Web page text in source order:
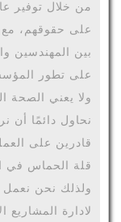
من خلال توفير
على حقوقهم،
بين المهندسين
على تطور
ولا يعني الصحة
نحاول دائمًا أن
قادرين على
قلة الحماس في
ولذلك نحن نعمل
لادارة المشاريع